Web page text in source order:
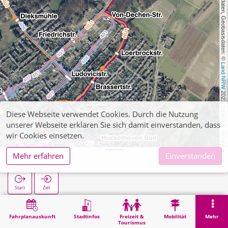
, Kartendaten, Geobasisdaten: ©
Land NRW
2021, Lizenz
dl-de/by-2-0
Fahrplanauskunft Stadtinfos
Freizeit &
Tourismus
Mobilität Mehr
Schlee
Start Ziel
Suche
Diese Webseite verwendet Cookies. Durch die Nutzung
unserer Webseite erklären Sie sich damit einverstanden, dass
wir Cookies einsetzen.
Mehr erfahren
Einverstanden